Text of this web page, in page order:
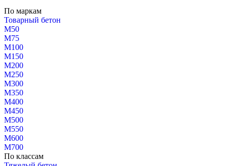
По маркам
Товарный бетон
М50
М75
М100
М150
М200
М250
М300
М350
М400
М450
М500
М550
М600
М700
По классам